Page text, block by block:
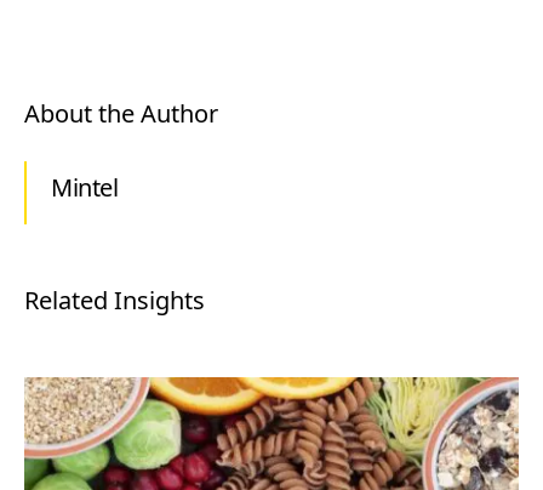
About the Author
Mintel
Related Insights